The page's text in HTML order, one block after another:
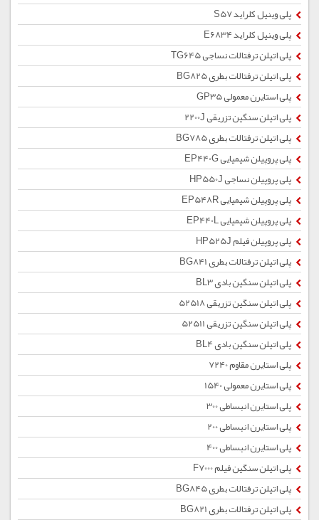
پلی وینیل کلراید S57
پلی وینیل کلراید E6834
پلی اتیلن ترفتالات نساجی TG645
پلی اتیلن ترفتالات بطری BG825
پلی استایرن معمولی GP35
پلی اتیلن سنگین تزریقی 2200J
پلی اتیلن ترفتالات بطری BG785
پلی پروپیلن شیمیایی EP440G
پلی پروپیلن نساجی HP550J
پلی پروپیلن شیمیایی EP548R
پلی پروپیلن شیمیایی EP440L
پلی پروپیلن فیلم HP525J
پلی اتیلن ترفتالات بطری BG841
پلی اتیلن سنگین بادی BL3
پلی اتیلن سنگین تزریقی 52518
پلی اتیلن سنگین تزریقی 52511
پلی اتیلن سنگین بادی BL4
پلی استایرن مقاوم 7240
پلی استایرن معمولی 1540
پلی استایرن انبساطی 300
پلی استایرن انبساطی 200
پلی استایرن انبساطی 400
پلی اتیلن سنگین فیلم F7000
پلی اتیلن ترفتالات بطری BG845
پلی اتیلن ترفتالات بطری BG821